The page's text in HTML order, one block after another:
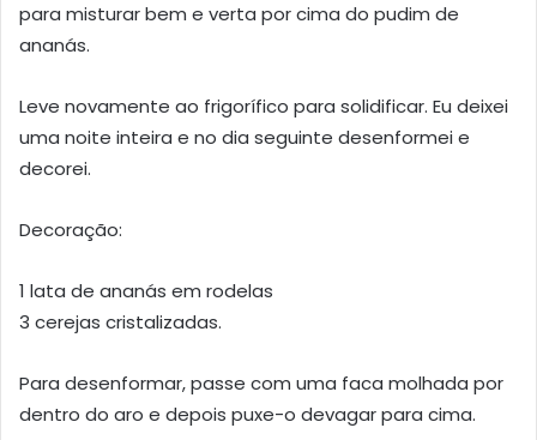
para misturar bem e verta por cima do pudim de
ananás.
Leve novamente ao frigorífico para solidificar. Eu deixei
uma noite inteira e no dia seguinte desenformei e
decorei.
Decoração:
1 lata de ananás em rodelas
3 cerejas cristalizadas.
Para desenformar, passe com uma faca molhada por
dentro do aro e depois puxe-o devagar para cima.